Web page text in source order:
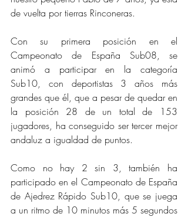
de vuelta por tierras Rinconeras.
Con su primera posición en el
Campeonato de España Sub08, se
animó a participar en la categoría
Sub10, con deportistas 3 años más
grandes que él, que a pesar de quedar en
la posición 28 de un total de 153
jugadores, ha conseguido ser tercer mejor
andaluz a igualdad de puntos.
Como no hay 2 sin 3, también ha
participado en el Campeonato de España
de Ajedrez Rápido Sub10, que se juega
a un ritmo de 10 minutos más 5 segundos